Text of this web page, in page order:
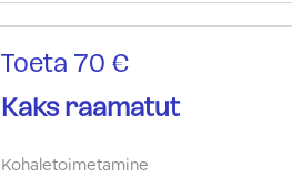
Toeta 70 €
Kaks raamatut
Kohaletoimetamine